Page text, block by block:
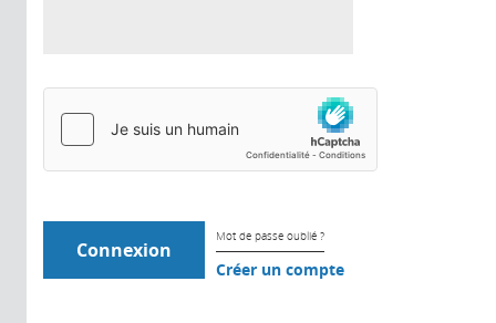
Mot de passe oublié ?
Créer un compte